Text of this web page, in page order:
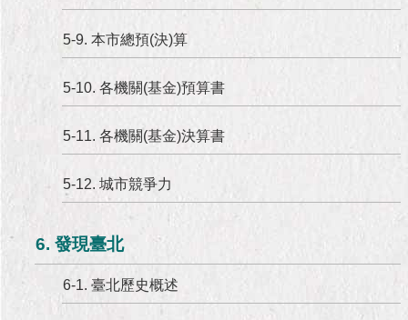
5-9. 本市總預(決)算
5-10. 各機關(基金)預算書
5-11. 各機關(基金)決算書
5-12. 城市競爭力
6. 發現臺北
6-1. 臺北歷史概述